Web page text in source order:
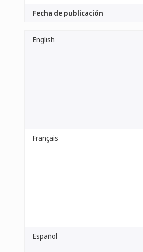
Fecha de publicación
English
Français
Español